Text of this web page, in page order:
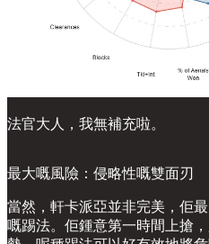
法官大人，我無補充啦。
最大嘅風險：侵略性嘅雙面刃
當然，軒卡派亞並非完美，佢
嘅踢法。佢鍾意第一時間上搶